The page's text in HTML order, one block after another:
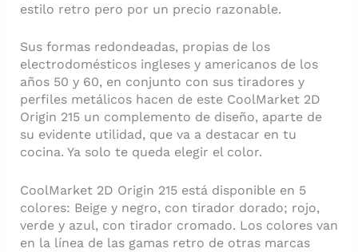
estilo retro pero por un precio razonable.
Sus formas redondeadas, propias de los
electrodomésticos ingleses y americanos de los
años 50 y 60, en conjunto con sus tiradores y
perfiles metálicos hacen de este CoolMarket 2D
Origin 215 un complemento de diseño, aparte de
su evidente utilidad, que va a destacar en tu
cocina. Ya solo te queda elegir el color.
CoolMarket 2D Origin 215 está disponible en 5
colores: Beige y negro, con tirador dorado; rojo,
verde y azul, con tirador cromado. Los colores van
en la línea de las gamas retro de otras marcas